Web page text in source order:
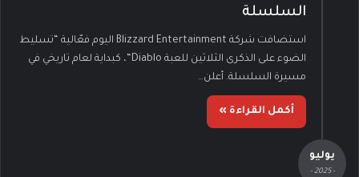
السلسلة
استضافت شركة Blizzard Entertainment اليوم فعّالية “تسليط
الضوء على الذكرى الثلاثين للعبة Diablo“، كبداية لعام تاريخي في
مسيرة السلسلة. أعلن…
أكمل القراءة »
يوليو
- 2025 -